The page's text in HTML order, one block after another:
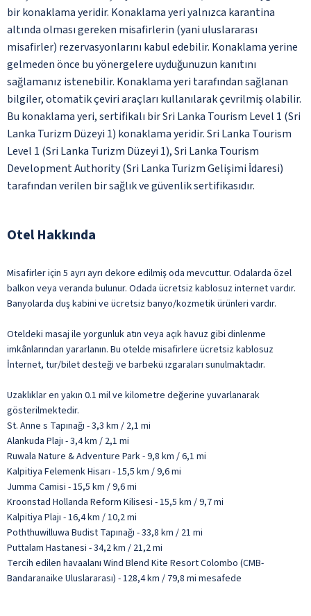
bir konaklama yeridir. Konaklama yeri yalnızca karantina
altında olması gereken misafirlerin (yani uluslararası
misafirler) rezervasyonlarını kabul edebilir. Konaklama yerine
gelmeden önce bu yönergelere uyduğunuzun kanıtını
sağlamanız istenebilir. Konaklama yeri tarafından sağlanan
bilgiler, otomatik çeviri araçları kullanılarak çevrilmiş olabilir.
Bu konaklama yeri, sertifikalı bir Sri Lanka Tourism Level 1 (Sri
Lanka Turizm Düzeyi 1) konaklama yeridir. Sri Lanka Tourism
Level 1 (Sri Lanka Turizm Düzeyi 1), Sri Lanka Tourism
Development Authority (Sri Lanka Turizm Gelişimi İdaresi)
tarafından verilen bir sağlık ve güvenlik sertifikasıdır.
Otel Hakkında
Misafirler için 5 ayrı ayrı dekore edilmiş oda mevcuttur. Odalarda özel
balkon veya veranda bulunur. Odada ücretsiz kablosuz internet vardır.
Banyolarda duş kabini ve ücretsiz banyo/kozmetik ürünleri vardır.
Oteldeki masaj ile yorgunluk atın veya açık havuz gibi dinlenme
imkânlarından yararlanın. Bu otelde misafirlere ücretsiz kablosuz
İnternet, tur/bilet desteği ve barbekü ızgaraları sunulmaktadır.
Uzaklıklar en yakın 0.1 mil ve kilometre değerine yuvarlanarak
gösterilmektedir.
St. Anne s Tapınağı - 3,3 km / 2,1 mi
Alankuda Plajı - 3,4 km / 2,1 mi
Ruwala Nature & Adventure Park - 9,8 km / 6,1 mi
Kalpitiya Felemenk Hisarı - 15,5 km / 9,6 mi
Jumma Camisi - 15,5 km / 9,6 mi
Kroonstad Hollanda Reform Kilisesi - 15,5 km / 9,7 mi
Kalpitiya Plajı - 16,4 km / 10,2 mi
Poththuwilluwa Budist Tapınağı - 33,8 km / 21 mi
Puttalam Hastanesi - 34,2 km / 21,2 mi
Tercih edilen havaalanı Wind Blend Kite Resort Colombo (CMB-
Bandaranaike Uluslararası) - 128,4 km / 79,8 mi mesafede